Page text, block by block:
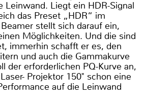
Leinwand. Liegt ein HDR-Signal
das Preset „HDR“ im
stellt sich darauf ein,
Möglichkeiten. Und die sind
immerhin schafft er es, den
und auch die Gammakurve
der erforderlichen PQ-Kurve an,
Projektor 150" schon eine
auf die Leinwand